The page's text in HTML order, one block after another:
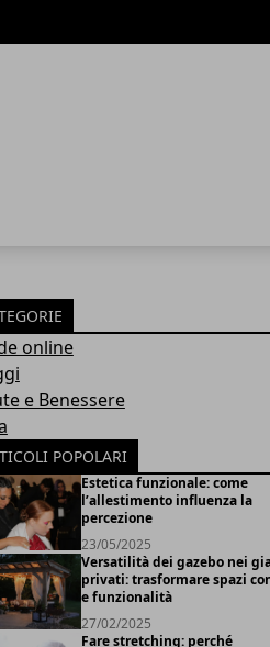
online
e Benessere
POPOLARI
Estetica funzionale: come
l’allestimento influenza la
percezione
23/05/2025
Versatilità dei gazebo nei
privati: trasformare spazi
e funzionalità
27/02/2025
Fare stretching: perché